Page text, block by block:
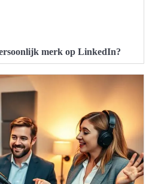
merk op LinkedIn?